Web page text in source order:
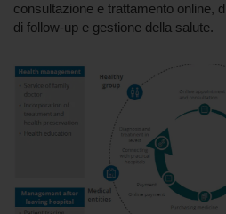
consultazione e trattamento online,
di follow-up e gestione della salute.